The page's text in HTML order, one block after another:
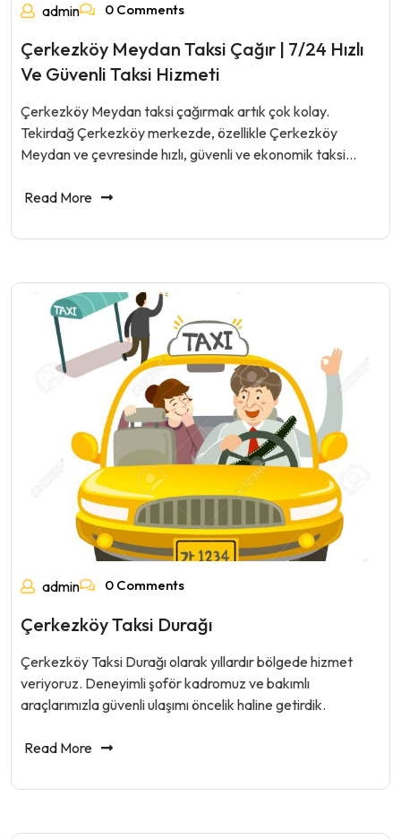
admin 0 Comments
Çerkezköy Meydan Taksi Çağır | 7/24 Hızlı
Ve Güvenli Taksi Hizmeti
Çerkezköy Meydan taksi çağırmak artık çok kolay.
Tekirdağ Çerkezköy merkezde, özellikle Çerkezköy
Meydan ve çevresinde hızlı, güvenli ve ekonomik taksi…
Read More
admin 0 Comments
Çerkezköy Taksi Durağı
Çerkezköy Taksi Durağı olarak yıllardır bölgede hizmet
veriyoruz. Deneyimli şoför kadromuz ve bakımlı
araçlarımızla güvenli ulaşımı öncelik haline getirdik.
Read More